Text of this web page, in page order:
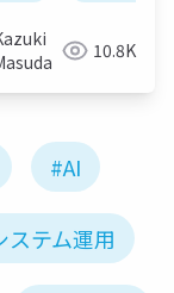
10.8K
#AI
ステム運用